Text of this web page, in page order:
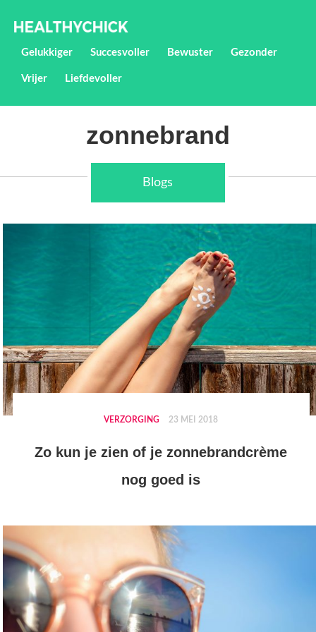
Gelukkiger Succesvoller Bewuster Gezonder
Vrijer Liefdevoller
zonnebrand
Blogs
VERZORGING 23 MEI 2018
Zo kun je zien of je zonnebrandcrème
nog goed is